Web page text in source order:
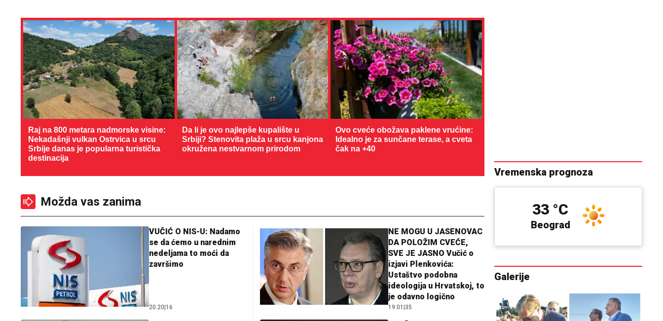
Raj na 800 metara nadmorske visine:
Nekadašnji vulkan Ostrvica u srcu
Srbije danas je popularna turistička
destinacija
Da li je ovo najlepše kupalište u
Srbiji? Stenovita plaža u srcu kanjona
okružena nestvarnom prirodom
Ovo cveće obožava paklene vrućine:
Idealno je za sunčane terase, a cveta
čak na +40
Možda vas zanima
VUČIĆ O NIS-U: Nadamo
se da ćemo u narednim
nedeljama to moći da
završimo
20:20 16
NE MOGU U JASENOVAC
DA POLOŽIM CVEĆE,
SVE JE JASNO Vučić o
izjavi Plenkovića:
Ustaštvo podobna
ideologija u Hrvatskoj, to
je odavno logično
19:01 35
Vremenska prognoza
Beograd
33 °C
Galerije